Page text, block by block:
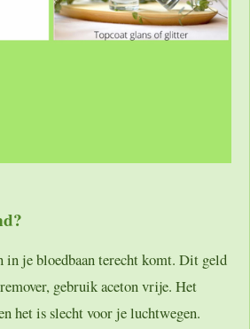
in je bloedbaan terecht komt. Dit geld
gebruik aceton vrije. Het
het is slecht voor je luchtwegen.